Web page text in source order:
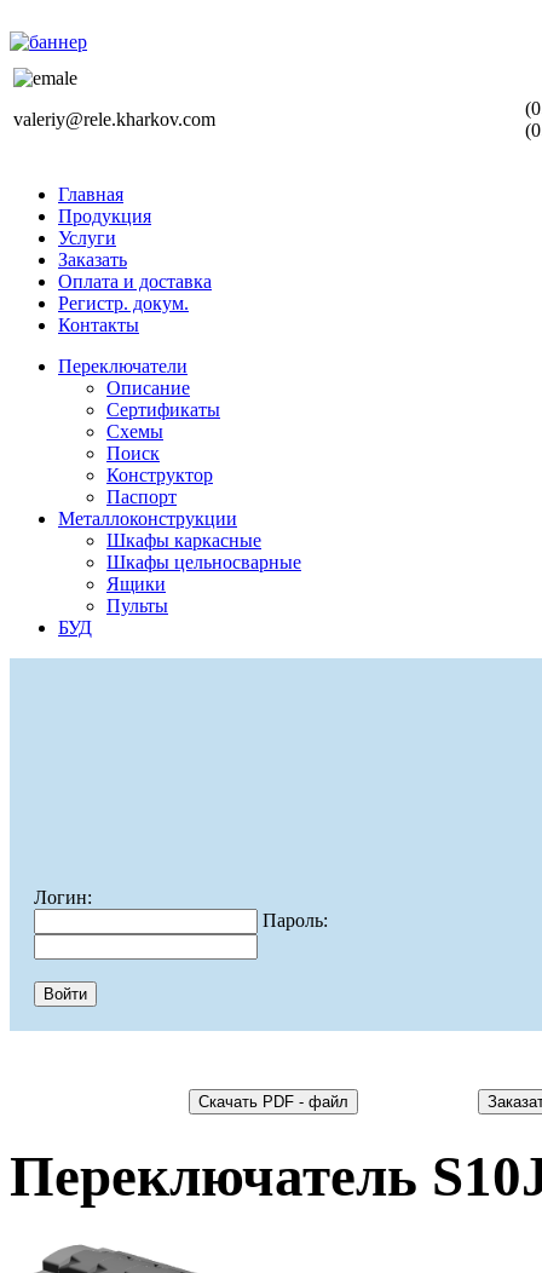
valeriy@rele.kharkov.com
Главная
Продукция
Услуги
Заказать
Оплата и доставка
Регистр. докум.
Контакты
Переключатели
Описание
Сертификаты
Схемы
Поиск
Конструктор
Паспорт
Металлоконструкции
Шкафы каркасные
Шкафы цельносварные
Ящики
Пульты
БУД
Логин:
Пароль:
Переключатель